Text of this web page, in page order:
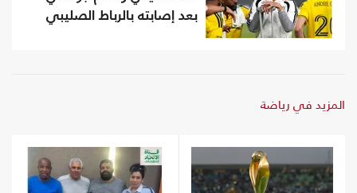
بعد إصابته بالرباط الصليبي
المزيد في رياضة